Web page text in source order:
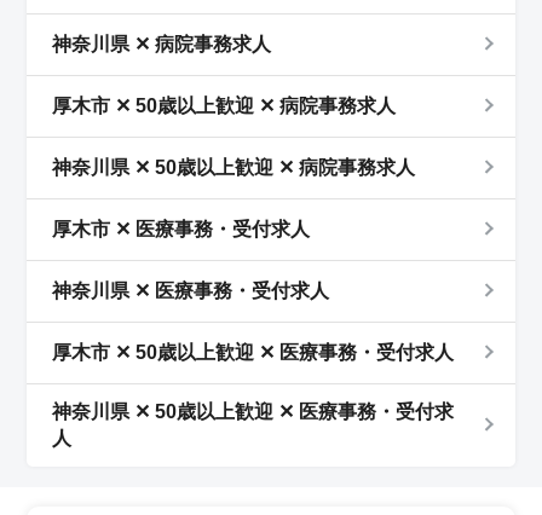
神奈川県 ✕ 病院事務求人
厚木市 ✕ 50歳以上歓迎 ✕ 病院事務求人
神奈川県 ✕ 50歳以上歓迎 ✕ 病院事務求人
厚木市 ✕ 医療事務・受付求人
神奈川県 ✕ 医療事務・受付求人
厚木市 ✕ 50歳以上歓迎 ✕ 医療事務・受付求人
神奈川県 ✕ 50歳以上歓迎 ✕ 医療事務・受付求
人